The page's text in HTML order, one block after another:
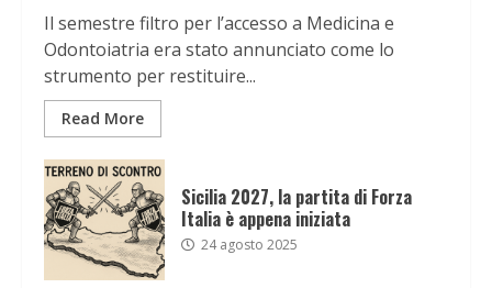
Il semestre filtro per l’accesso a Medicina e
Odontoiatria era stato annunciato come lo
strumento per restituire...
Read More
Sicilia 2027, la partita di Forza
Italia è appena iniziata
24 agosto 2025